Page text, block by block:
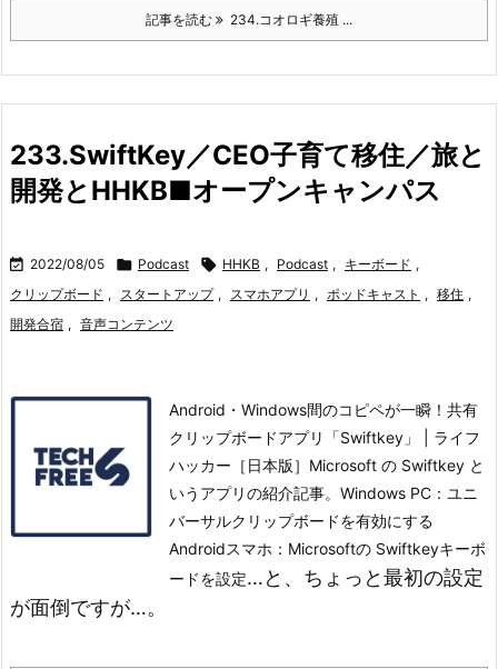
記事を読む 234.コオロギ養殖 ...
233.SwiftKey／CEO子育て移住／旅と
開発とHHKB■オープンキャンパス
 2022/08/05  Podcast  HHKB , Podcast , キーボード ,
クリップボード , スタートアップ , スマホアプリ , ポッドキャスト , 移住 ,
開発合宿 , 音声コンテンツ
Android・Windows間のコピペが一瞬！共有
クリップボードアプリ「Swiftkey」 | ライフ
ハッカー［日本版］Microsoft の Swiftkey と
いうアプリの紹介記事。Windows PC：ユニ
バーサルクリップボードを有効にする
Androidスマホ：Microsoftの Swiftkeyキーボ
ードを設定…と、ちょっと最初の設定
が面倒ですが…。